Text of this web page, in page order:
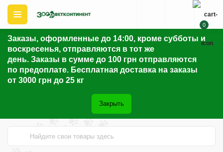
Заказы, оформленные до 14:00, кроме субботы и
воскресенья, отправляются в тот же
день. Заказы в сумме до 100 грн отправляются
по предоплате. Бесплатная доставка на заказы
от 3000 грн до 25 кг
Закрыть
0